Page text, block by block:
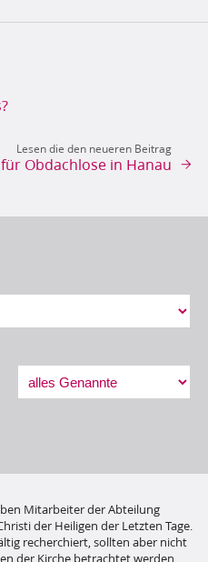
Lesen die den neueren Beitrag
Obdachlose in Hanau
Mitarbeiter der Abteilung
der Heiligen der Letzten Tage.
recherchiert, sollten aber nicht
der Kirche betrachtet werden.